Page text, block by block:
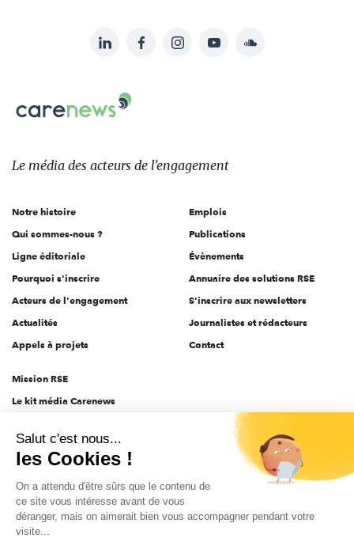
sur:
LinkedInFacebookInstagramYouTubeSoundcloud
Carenews,
Le
des
l'engagement
Le média des acteurs de l'engagement
Notre histoire
Qui sommes-nous ?
Ligne éditoriale
Pourquoi s'inscrire
Acteurs de l'engagement
Actualités
Appels à projets
Emplois
Publications
Évènements
Annuaire des solutions RSE
S'inscrire aux newsletters
Journalistes et rédacteurs
Contact
Mission RSE
Le kit média Carenews
AEF info
Novethic
PRODURABLE
Inclusiv Day
Salut c'est nous...
les Cookies !
On a attendu d'être sûrs que le contenu de
ce site vous intéresse avant de vous
déranger, mais on aimerait bien vous accompagner pendant votre
visite...